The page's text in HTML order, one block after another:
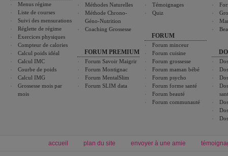
Menus régime
Liste de courses
Suivi des mensurations
Réglette de régime
Exercices physiques
Compteur de calories
Calcul poids idéal
Calcul IMC
Courbe de poids
Calcul IMG
Grossesse mois par
mois
Méthodes Naturelles
Méthode Chrono-
Géno-Nutrition
Coaching Grossesse
FORUM PREMIUM
Forum Savoir Maigrir
Forum Montignac
Forum MentalSlim
Forum SLIM data
Témoignages
Quiz
FORUM
Forum minceur
Forum cuisine
Forum grossesse
Forum maman bébé
Forum psycho
Forum forme santé
Forum beauté
Forum communauté
accueil plan du site envoyer à une amie